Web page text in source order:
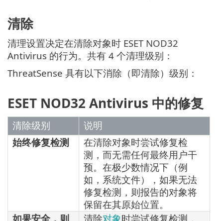
清除
清理设置决定在清除对象时 ESET NOD32
Antivirus 的行为。共有 4 个清理级别：
ThreatSense 具有以下消除（即清除）级别：
ESET NOD32 Antivirus 中的修复
清除级别
说明
始终修复检测
在清除对象时尝试修复检
测，而无需任何最终用户干
预。在极少数情况下（例
如，系统文件），如果无法
修复检测，则报告的对象将
保留在其原始位置。
如果安全，则
清除对象时尝试修复检测，